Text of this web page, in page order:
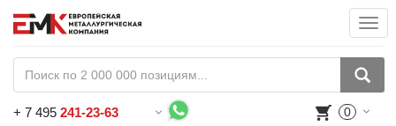
+ 7 495 241-23-63 0